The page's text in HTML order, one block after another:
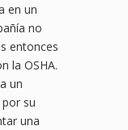
en un
no
entonces
la OSHA.
un
su
una